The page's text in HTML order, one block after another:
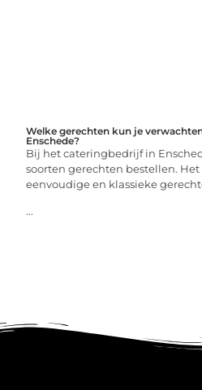
Welke gerechten kun je
Enschede?
Bij het cateringbedrijf in
soorten gerechten bestellen.
eenvoudige en klassieke
...